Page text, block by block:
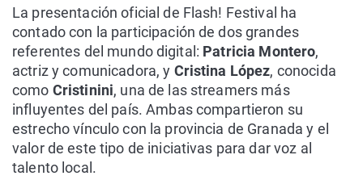
La presentación oficial de Flash! Festival ha
contado con la participación de dos grandes
referentes del mundo digital: Patricia Montero,
actriz y comunicadora, y Cristina López, conocida
como Cristinini, una de las streamers más
influyentes del país. Ambas compartieron su
estrecho vínculo con la provincia de Granada y el
valor de este tipo de iniciativas para dar voz al
talento local.